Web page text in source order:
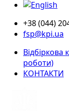
+38 (044)
fsp@kpi.ua
Відбіркова
роботи)
КОНТАКТИ